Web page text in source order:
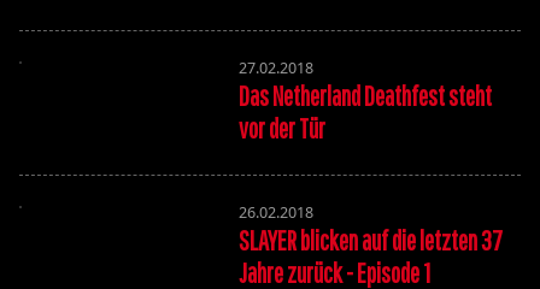
27.02.2018
Das Netherland Deathfest steht
vor der Tür
26.02.2018
SLAYER blicken auf die letzten 37
Jahre zurück - Episode 1